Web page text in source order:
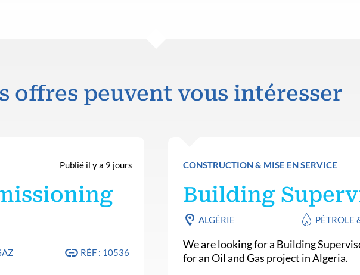
offres peuvent vous intéresser
Publié il y a 9 jours
RÉF : 10536
CONSTRUCTION & MISE EN SERVICE
Building
ALGÉRIE PÉTROLE
We are looking for a Building
for an Oil and Gas project in Algeria.